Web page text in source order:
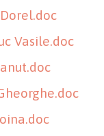
Vasile.doc